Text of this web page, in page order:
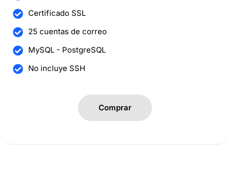
Certificado SSL
25 cuentas de correo
MySQL - PostgreSQL
No incluye SSH
Comprar